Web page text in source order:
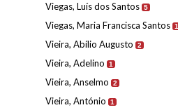
Viegas, Luís dos Santos 5
Viegas, Maria Francisca Santos 1
Vieira, Abílio Augusto 2
Vieira, Adelino 1
Vieira, Anselmo 2
Vieira, António 1